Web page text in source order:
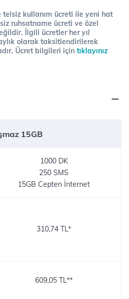
telsiz kullanım ücreti ile yeni hat
ruhsatname ücreti ve özel
İlgili ücretler her yıl
olarak taksitlendirilerek
Ücret bilgileri için tıklayınız
15GB
1000 DK
250 SMS
15GB Cepten İnternet
310,74 TL*
609,05 TL**